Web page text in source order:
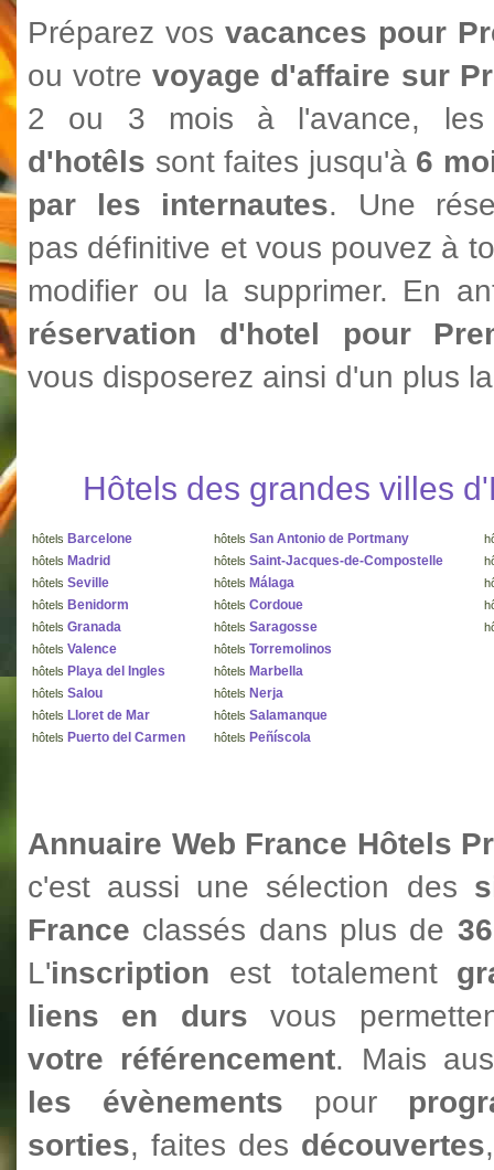
Préparez vos vacances pour
ou votrevoyage d'affaire sur
2 ou 3 mois à l'avance,
d'hotêls sont faites jusqu'à 6
par les internautes. Une
pas définitive et vous pouvez à
modifier ou la supprimer. En
réservation d'hotel pour
vous disposerez ainsi d'un plus
Hôtels des grandes villes
hôtels Barcelone
hôtels Madrid
hôtels Seville
hôtels Benidorm
hôtels Granada
hôtels Valence
hôtels Playa del Ingles
hôtels Salou
hôtels Lloret de Mar
hôtels Puerto del Carmen
hôtels San Antonio de Portmany
hôtels Saint-Jacques-de-Compostelle
hôtels Málaga
hôtels Cordoue
hôtels Saragosse
hôtels Torremolinos
hôtels Marbella
hôtels Nerja
hôtels Salamanque
hôtels Peñíscola
Annuaire Web France Hôtels
c'est aussi une sélection des
France classés dans plus de
L'inscription est totalement
liens en dursvous
votre référencement. Mais
les évènements pour
sorties, faites des découvertes